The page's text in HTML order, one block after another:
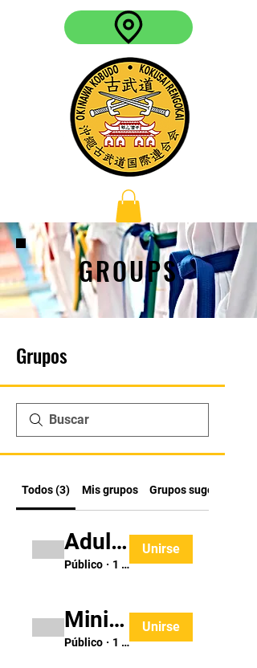
GROUPS
Grupos
Todos (3) Mis grupos Grupos sugeridos
Adult Group (ages 14 & up)
Público · 1 miembro
Unirse
Mini Dragon Group (ages 6-7)
Público · 1 miembro
Unirse